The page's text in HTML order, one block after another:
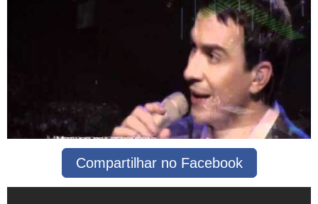
Compartilhar no Facebook